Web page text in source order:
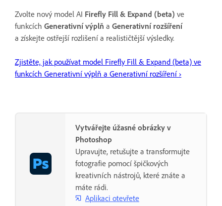
Zvolte nový model AI Firefly Fill & Expand (beta) ve
funkcích Generativní výplň a Generativní rozšíření
a získejte ostřejší rozlišení a realističtější výsledky.
Zjistěte, jak používat model Firefly Fill & Expand (beta) ve
funkcích Generativní výplň a Generativní rozšíření ›
Vytvářejte úžasné obrázky v
Photoshop
Upravujte, retušujte a transformujte
fotografie pomocí špičkových
kreativních nástrojů, které znáte a
máte rádi.
Aplikaci otevřete